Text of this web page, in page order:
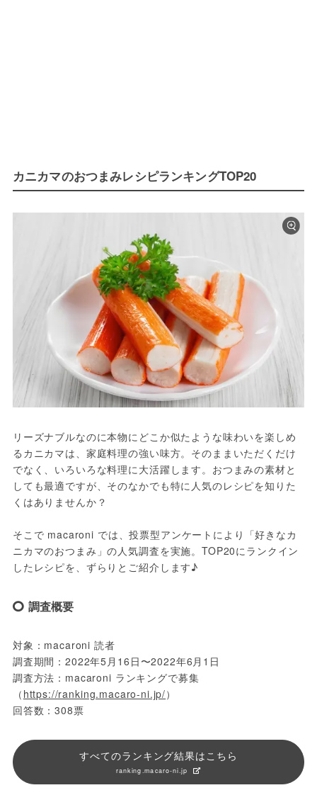
カニカマのおつまみレシピランキングTOP20
リーズナブルなのに本物にどこか似たような味わいを楽しめ
るカニカマは、家庭料理の強い味方。そのままいただくだけ
でなく、いろいろな料理に大活躍します。おつまみの素材と
しても最適ですが、そのなかでも特に人気のレシピを知りた
くはありませんか？
そこで macaroni では、投票型アンケートにより「好きなカ
ニカマのおつまみ」の人気調査を実施。TOP20にランクイン
したレシピを、ずらりとご紹介します♪
調査概要
対象：macaroni 読者
調査期間：2022年5月16日〜2022年6月1日
調査方法：macaroni ランキングで募集
（ https://ranking.macaro-ni.jp/）
回答数：308票
すべてのランキング結果はこちら
ranking.macaro-ni.jp